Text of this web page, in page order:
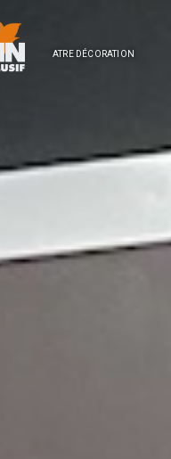
ATRE DÉCORATION